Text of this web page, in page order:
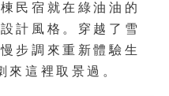
民宿就在綠油油的
計風格。穿越了雪
步調來重新體驗生
來這裡取景過。